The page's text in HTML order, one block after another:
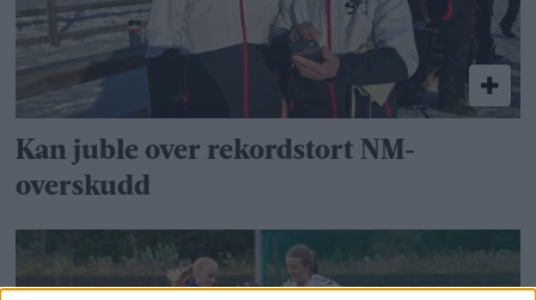
Kan juble over rekordstort NM-
overskudd